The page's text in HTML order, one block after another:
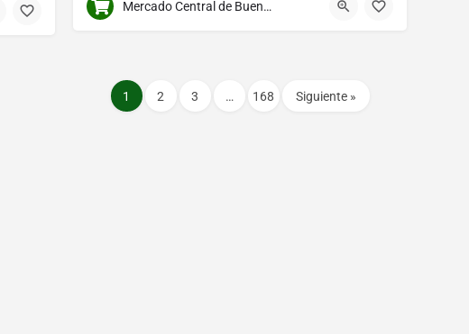
Mercado Central de Buenos Aires
1 2 3 … 168 Siguiente »